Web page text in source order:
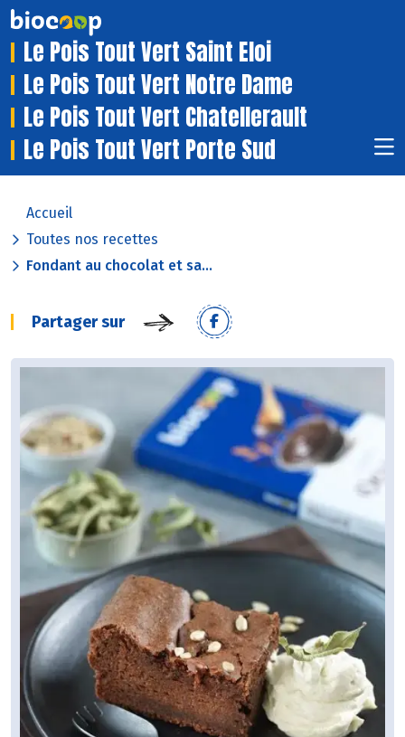
Le Pois Tout Vert Saint Eloi
Le Pois Tout Vert Notre Dame
Le Pois Tout Vert Chatellerault
Le Pois Tout Vert Porte Sud
Accueil
Toutes nos recettes
Fondant au chocolat et sa...
Partager sur